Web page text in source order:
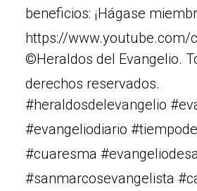
beneficios: ¡Hágase
https://www.youtube.com/
©Heraldos del Evangelio.
derechos reservados.
#heraldosdelevangelio
#evangeliodiario
#cuaresma
#sanmarcosevangelista